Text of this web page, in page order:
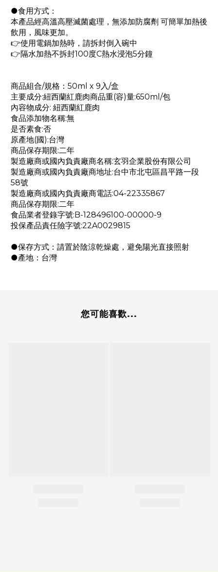
●食用方式：
本產品經高溫高壓滅菌處理，無添加防腐劑 可簡單加熱後
飲用，風味更加。
👉使用電鍋加熱時，請拆封倒入碗中
👉隔水加熱不拆封100度C熱水浸泡5分鐘
商品組合/規格：50ml x 9入/盒
主要成分:紐西蘭紅鹿肉商品重(容)量:650ml/包
內容物成分: 紐西蘭紅鹿肉
食品添加物名稱:無
是否素食:否
原產地(國):台灣
商品保存期限:二年
製造廠商或國內負責廠商名稱:玄羽企業股份有限公司
製造廠商或國內負責廠商地址:台中市北屯區昌平路一段
58號
製造廠商或國內負責廠商電話:04-22335867
商品保存期限:二年
食品業者登錄字號:B-128496100-00000-9
投保產品責任險字號:22A0029815
●保存方式：請置於陰涼乾燥處，避免陽光直接照射
●產地：台灣
您可能喜歡...